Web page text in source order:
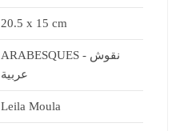
20.5 x 15 cm
ARABESQUES - نقوش
عربية
Leila Moula